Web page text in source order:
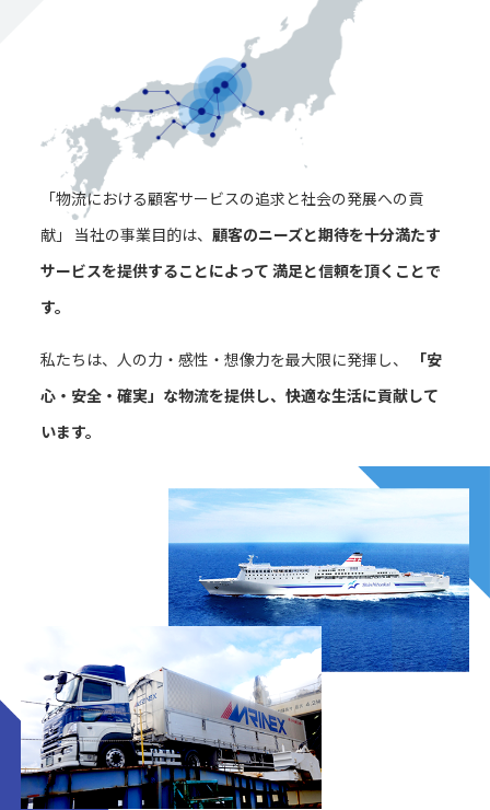
「物流における顧客サービスの追求と社会の発展への貢
献」
当社の事業目的は、 顧客のニーズと期待を十分満たす
サービスを提供することによって 満足と信頼を頂くことで
す。
私たちは、人の力・感性・想像力を最大限に発揮し、
「安
心・安全・確実」な物流を提供し、快適な生活に貢献して
います。